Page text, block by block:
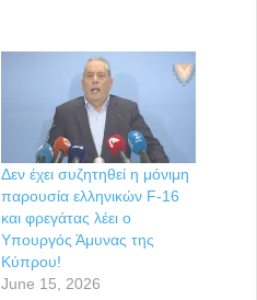
Δεν έχει συζητηθεί η μόνιμη
παρουσία ελληνικών F-16
και φρεγάτας λέει ο
Υπουργός Άμυνας της
Κύπρου!
June 15, 2026